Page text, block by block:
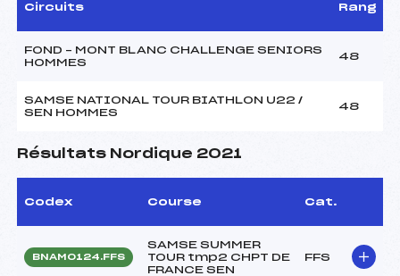
Circuits Rang
FOND – MONT BLANC CHALLENGE SENIORS
HOMMES
48
SAMSE NATIONAL TOUR BIATHLON U22 /
SEN HOMMES
48
Résultats Nordique 2021
Codex Course Cat.
BNAM0124.FFS
SAMSE SUMMER
TOUR tmp2 CHPT DE
FRANCE SEN
FFS